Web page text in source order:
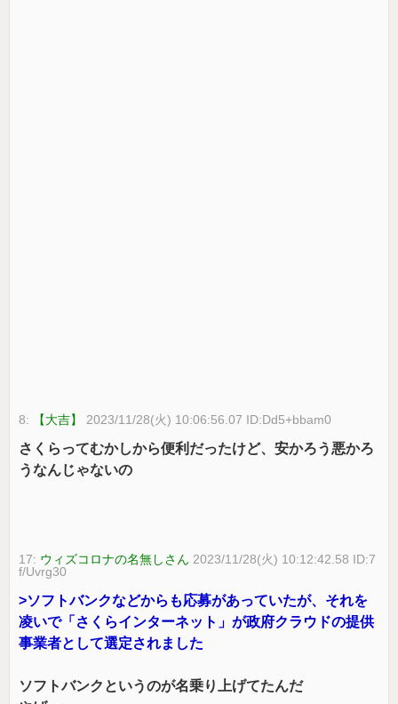
8: 【大吉】 2023/11/28(火) 10:06:56.07 ID:Dd5+bbam0
さくらってむかしから便利だったけど、安かろう悪かろ
うなんじゃないの
17: ウィズコロナの名無しさん 2023/11/28(火) 10:12:42.58 ID:7
f/Uvrg30
>ソフトバンクなどからも応募があっていたが、それを
凌いで「さくらインターネット」が政府クラウドの提供
事業者として選定されました
ソフトバンクというのが名乗り上げてたんだ